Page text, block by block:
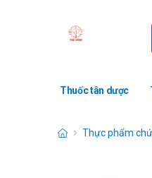
Thuốc tân dược
Thực phẩm